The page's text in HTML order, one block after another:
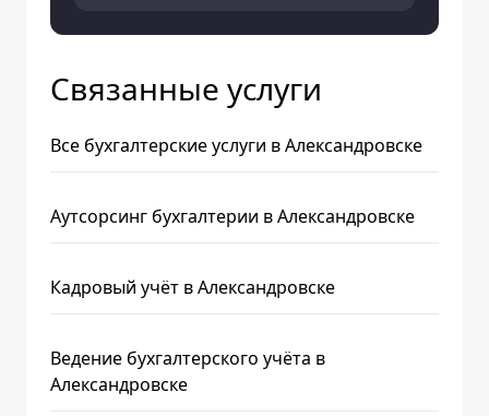
Связанные услуги
Все бухгалтерские услуги в Александровске
Аутсорсинг бухгалтерии в Александровске
Кадровый учёт в Александровске
Ведение бухгалтерского учёта в
Александровске